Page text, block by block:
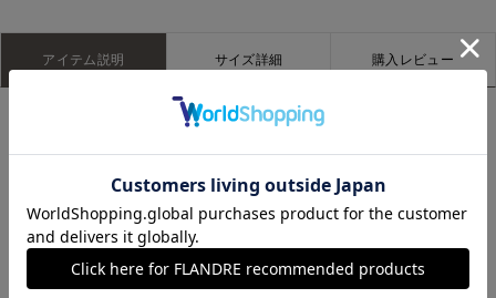
アイテム説明 サイズ詳細 購入レビュー
ラウス。抜け感のあるボクシーシルエットがストレスフリーな
着心地を叶える一着。シンプルなボディに、ふんわりとしたス
リーブがやさしいアクセントを添え、トレンドのクロップト丈
とクラシカルなくるみ釦が上品なポイントになっています。ト
ップスとしてはもちろん、軽く羽織るアイテムとしてもお使い